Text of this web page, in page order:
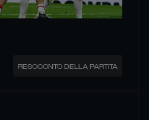
RESOCONTO DELLA PARTITA